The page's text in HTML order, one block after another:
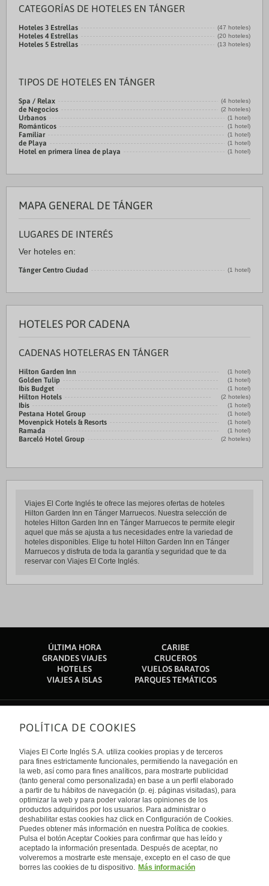
CATEGORÍAS DE HOTELES EN TÁNGER
Hoteles 3 Estrellas (47 hoteles)
Hoteles 4 Estrellas (20 hoteles)
Hoteles 5 Estrellas (13 hoteles)
TIPOS DE HOTELES EN TÁNGER
Spa / Relax (4 hoteles)
de Negocios (2 hoteles)
Urbanos (1 hotel)
Románticos (1 hotel)
Familiar (1 hotel)
de Playa (1 hotel)
Hotel en primera línea de playa (1 hotel)
MAPA GENERAL DE TÁNGER
LUGARES DE INTERÉS
Ver hoteles en:
Tánger Centro Ciudad (1 hotel)
HOTELES POR CADENA
CADENAS HOTELERAS EN TÁNGER
Hilton Garden Inn (1 hotel)
Golden Tulip (1 hotel)
Ibis Budget (1 hotel)
Hilton Hotels (2 hoteles)
Ibis (1 hotel)
Pestana Hotel Group (1 hotel)
Movenpick Hotels & Resorts (1 hotel)
Ramada (1 hotel)
Barceló Hotel Group (2 hoteles)
Viajes El Corte Inglés te ofrece las mejores ofertas de hoteles
Hilton Garden Inn en Tánger Marruecos. Nuestra selección de
hoteles Hilton Garden Inn en Tánger Marruecos te permite elegir
aquel que más se ajusta a tus necesidades entre la variedad de
hoteles disponibles. Elige tu hotel Hilton Garden Inn en Tánger
Marruecos y disfruta de toda la garantía y seguridad que te da
reservar con Viajes El Corte Inglés.
ÚLTIMA HORA
CARIBE
GRANDES VIAJES
CRUCEROS
HOTELES
VUELOS BARATOS
VIAJES A ISLAS
PARQUES TEMÁTICOS
Sobre nosotros
Quiénes somos
Financiación
Sostenibilidad
Turismo accesible
Tarjeta El Corte Inglés
Trabaja con nosotros
El Corte Inglés
Canal Ético
Enlaces de interés
Guías de viaje
Catálogos
Auto check-in
Condiciones Generales
Política de privacidad
Política de cookies
Accesibilidad
Empresas/ Grupos
Internacional
España
Visita nuestro blog
Blog de Viajes el Corte inglés
POLÍTICA DE COOKIES
Viajes El Corte Inglés S.A. utiliza cookies propias y de terceros
para fines estrictamente funcionales, permitiendo la navegación en
la web, así como para fines analíticos, para mostrarte publicidad
(tanto general como personalizada) en base a un perfil elaborado
a partir de tu hábitos de navegación (p. ej. páginas visitadas), para
optimizar la web y para poder valorar las opiniones de los
productos adquiridos por los usuarios. Para administrar o
deshabilitar estas cookies haz click en Configuración de Cookies.
Puedes obtener más información en nuestra Política de cookies.
Pulsa el botón Aceptar Cookies para confirmar que has leído y
aceptado la información presentada. Después de aceptar, no
volveremos a mostrarte este mensaje, excepto en el caso de que
borres las cookies de tu dispositivo. Más información